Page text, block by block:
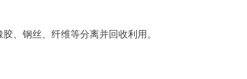
、钢丝、纤维等分离并回收利用。